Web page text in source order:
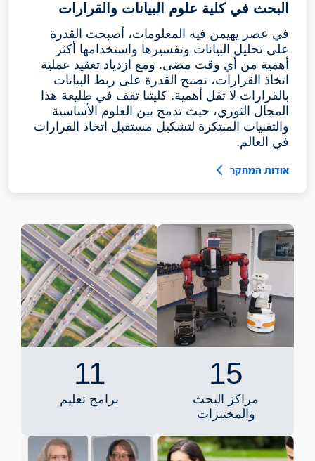
البحث في كلية علوم البيانات والقرارات
في عصر يهيمن فيه المعلومات، أصبحت القدرة
على تحليل البيانات وتفسيرها واستخدامها أكثر
أهمية من أي وقت مضى. ومع ازدياد تعقيد عملية
اتخاذ القرارات، تصبح القدرة على ربط البيانات
بالقرارات لا تقل أهمية. كليتنا تقف في طليعة هذا
المجال الثوري، حيث تدمج بين العلوم الأساسية
والتقنيات المبتكرة لتشكيل مستقبل اتخاذ القرارات
في العالم.
אודות המחקר
15
مراكز البحث
والمختبرات
11
برامج تعليم